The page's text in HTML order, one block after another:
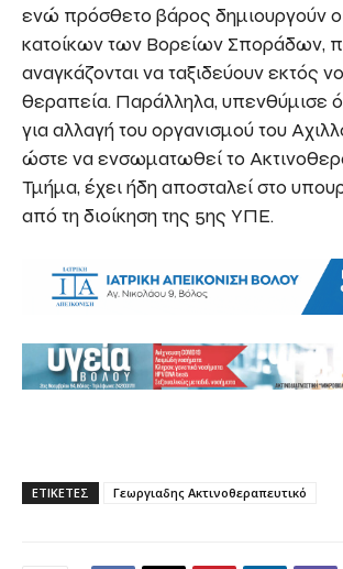
ενώ πρόσθετο βάρος δημιουργούν
κατοίκων των Βορείων Σποράδων,
αναγκάζονται να ταξιδεύουν εκτός
θεραπεία. Παράλληλα, υπενθύμισε
για αλλαγή του οργανισμού του
ώστε να ενσωματωθεί το
Τμήμα, έχει ήδη αποσταλεί στο
από τη διοίκηση της 5ης ΥΠΕ.
ΕΤΙΚΕΤΕΣ Γεωργιαδης Ακτινοθεραπευτικό